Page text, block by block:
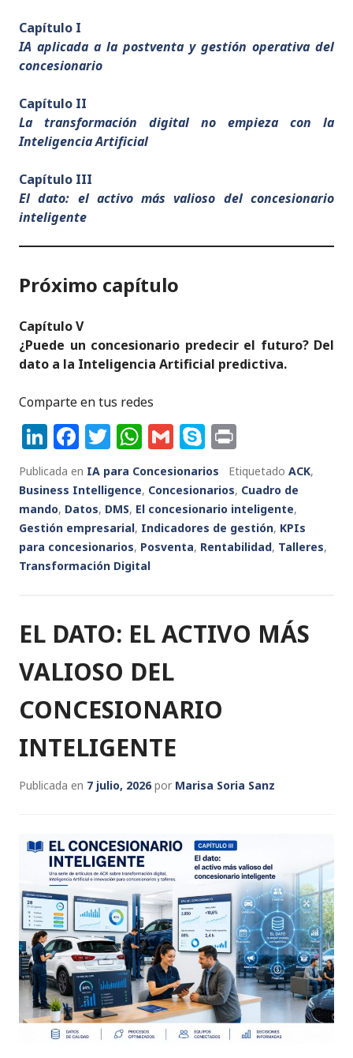
Capítulo I
IA aplicada a la postventa y gestión operativa del
concesionario
Capítulo II
La transformación digital no empieza con la
Inteligencia Artificial
Capítulo III
Eldato: el activo más valioso del concesionario
inteligente
Próximo capítulo
Capítulo V
¿Puede un concesionario predecir el futuro? Del
dato a la Inteligencia Artificial predictiva.
Comparte en tus redes
Li
n
k
e
dI
n
F
a
c
e
b
o
T
w
it
te
r
W
h
a
ts
A
p
G
m
ai
l
S
k
y
p
e
ri
n
t
Publicada en IA para Concesionarios Etiquetado ACK,
Business Intelligence, Concesionarios, Cuadro de
mando, Datos, DMS, El concesionario inteligente,
Gestión empresarial, Indicadores de gestión, KPIs
para concesionarios, Posventa, Rentabilidad, Talleres,
Transformación Digital
EL DATO: EL ACTIVO MÁS
VALIOSO DEL
CONCESIONARIO
INTELIGENTE
Publicada en 7 julio, 2026por Marisa Soria Sanz